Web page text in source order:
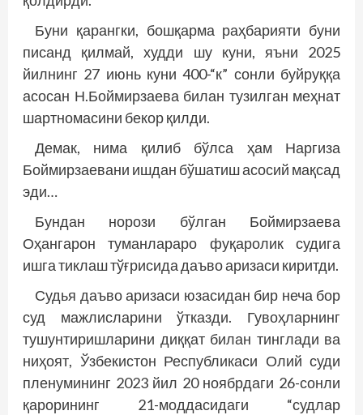
Буни қарангки, бошқарма раҳбарияти буни
писанд қилмай, худди шу куни, яъни 2025
йилнинг 27 июнь куни 400-“к” сонли буйруққа
асосан Н.Боймирзаева билан тузилган меҳнат
шартномасини бекор қилди.
Демак, нима қилиб бўлса ҳам Наргиза
Боймирзаевани ишдан бўшатиш асосий мақсад
эди…
Бундан норози бўлган Боймирзаева
Оҳангарон туманлараро фуқаролик судига
ишга тиклаш тўғрисида даъво аризаси киритди.
Судья даъво аризаси юзасидан бир неча бор
суд мажлисларини ўтказди. Гувоҳларнинг
тушунтиришларини диққат билан тинглади ва
ниҳоят, Ўзбекистон Республикаси Олий суди
пленумининг 2023 йил 20 ноябрдаги 26-сонли
қарорининг 21-моддасидаги “судлар